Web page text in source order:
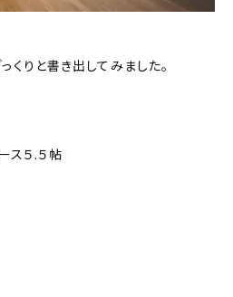
りと書き出してみました。
ス５.５帖